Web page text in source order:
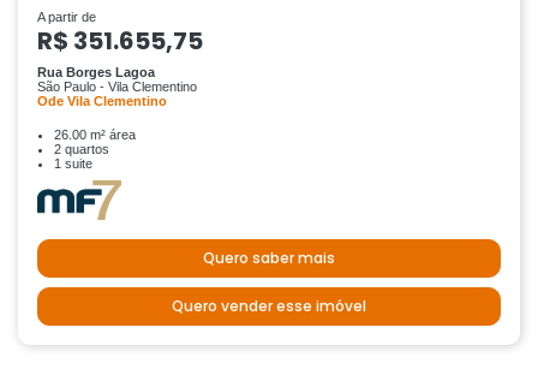
A partir de
R$ 351.655,75
Rua Borges Lagoa
São Paulo - Vila Clementino
Ode Vila Clementino
26.00 m² área
2 quartos
1 suite
Quero saber mais
Quero vender esse imóvel